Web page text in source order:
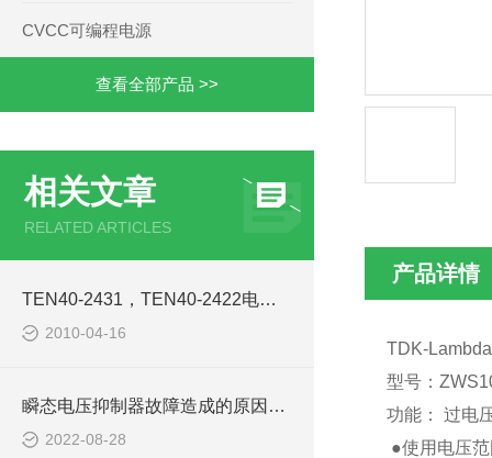
CVCC可编程电源
查看全部产品 >>
相关文章
RELATED ARTICLES
TEN40-2431，TEN40-2422电源模块西安浩南电子科技
2010-04-16
瞬态电压抑制器故障造成的原因是什么呢
2022-08-28
产品详情
TDK-
型号：
功能： 过电
●使用电压